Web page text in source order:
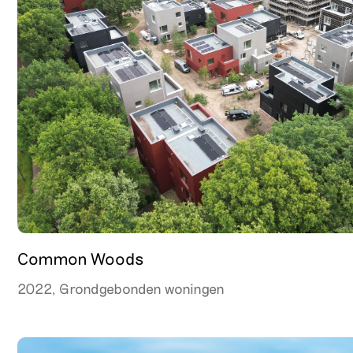
Common Woods
2022, Grondgebonden woningen